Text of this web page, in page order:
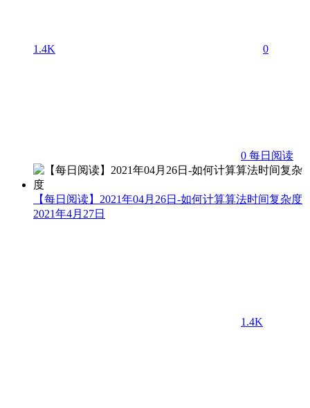
1.4K 0
0 每日阅读
【每日阅读】2021年04月26日-如何计算算法时间复杂度
2021年4月27日
1.4K